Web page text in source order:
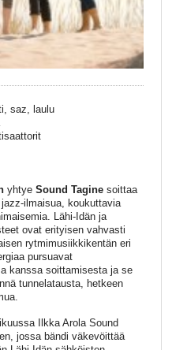
saz, laulu
yhtyeSound Taginesoittaa
ilmaisua, koukuttavia
Lähi-Idän ja
ovat erityisen vahvasti
rytmimusiikkikentän eri
pursuavat
kanssa soittamisesta ja se
tunnelatausta, hetkeen
Ilkka Arola Sound
jossa bändi väkevöittää